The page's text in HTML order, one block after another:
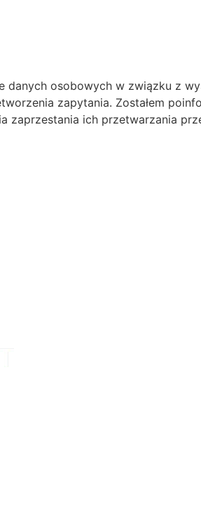
osobowych w związku z
zapytania. Zostałem
zaprzestania ich przetwarzania